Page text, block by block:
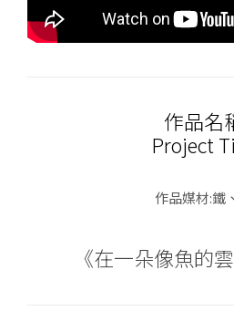
作品名
Project
作品媒材:​鐵
《在一朵像魚的